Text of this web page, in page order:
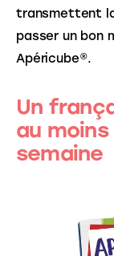
transmettent
passer un bon
Apéricube®.
Un
au
semaine